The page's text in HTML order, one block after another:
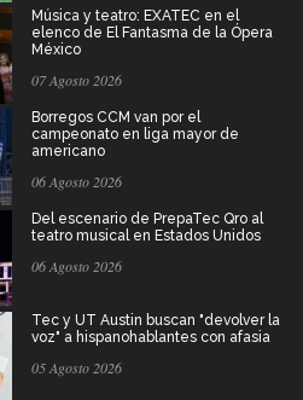
Música y teatro: EXATEC en el
elenco de El Fantasma de la Ópera
México
07 Agosto 2026
Borregos CCM van por el
campeonato en liga mayor de
americano
06 Agosto 2026
Del escenario de PrepaTec Qro al
teatro musical en Estados Unidos
06 Agosto 2026
Tec y UT Austin buscan "devolver la
voz" a hispanohablantes con afasia
05 Agosto 2026